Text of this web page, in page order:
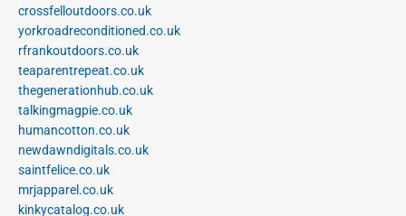
crossfelloutdoors.co.uk
yorkroadreconditioned.co.uk
rfrankoutdoors.co.uk
teaparentrepeat.co.uk
thegenerationhub.co.uk
talkingmagpie.co.uk
humancotton.co.uk
newdawndigitals.co.uk
saintfelice.co.uk
mrjapparel.co.uk
kinkycatalog.co.uk